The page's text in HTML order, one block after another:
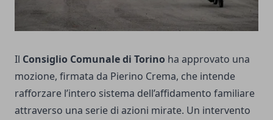
Il Consiglio Comunale di Torino ha approvato una
mozione, firmata da Pierino Crema, che intende
rafforzare l’intero sistema dell’affidamento familiare
attraverso una serie di azioni mirate. Un intervento